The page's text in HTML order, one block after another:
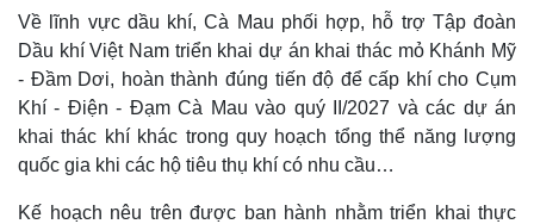
Về lĩnh vực dầu khí, Cà Mau phối hợp, hỗ trợ Tập đoàn
Dầu khí Việt Nam triển khai dự án khai thác mỏ Khánh Mỹ
- Đầm Dơi, hoàn thành đúng tiến độ để cấp khí cho Cụm
Khí - Điện - Đạm Cà Mau vào quý II/2027 và các dự án
khai thác khí khác trong quy hoạch tổng thể năng lượng
quốc gia khi các hộ tiêu thụ khí có nhu cầu…
Kế hoạch nêu trên được ban hành nhằm triển khai thực